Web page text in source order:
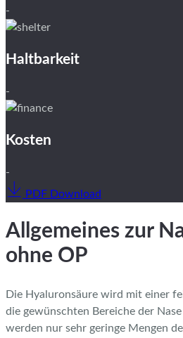
-
Haltbarkeit
-
Kosten
-
PDF Download
Allgemeines zur
ohne OP
Die Hyaluronsäure wird mit einer
die gewünschten Bereiche der
werden nur sehr geringe Mengen